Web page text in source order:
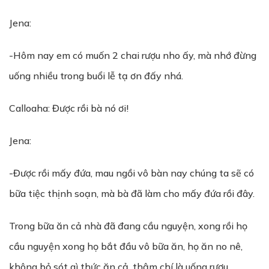
Jena:
-Hôm nay em có muốn 2 chai rượu nho ấy, mà nhớ đừng
uống nhiều trong buổi lễ tạ ơn đấy nhá.
Calloaha: Được rồi bà nó ơi!
Jena:
-Được rồi mấy đứa, mau ngồi vô bàn nay chúng ta sẽ có
bữa tiệc thịnh soạn, mà bà đã làm cho mấy đứa rồi đây.
Trong bữa ăn cả nhà đã đang cầu nguyện, xong rồi họ
cầu nguyện xong họ bắt đầu vô bữa ăn, họ ăn no nê,
không bỏ sót gì thức ăn cả, thậm chí là uống rượu.